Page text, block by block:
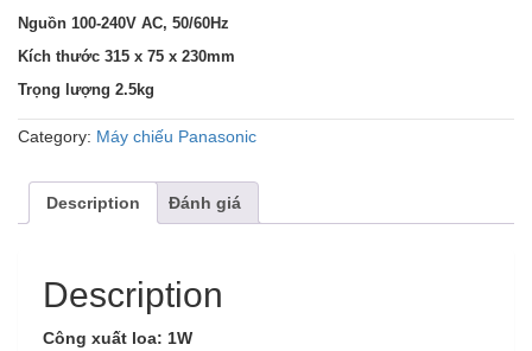
Nguồn 100-240V AC, 50/60Hz
Kích thước 315 x 75 x 230mm
Trọng lượng 2.5kg
Category: Máy chiếu Panasonic
Description Đánh giá
Description
Công xuất loa: 1W